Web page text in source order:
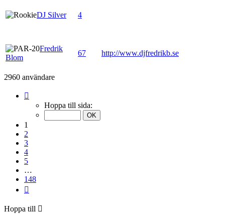
DJ Silver 4
Fredrik
Blom
67 http://www.djfredrikb.se
2960 användare
Hoppa till sida:
1
2
3
4
5
…
148
Hoppa till